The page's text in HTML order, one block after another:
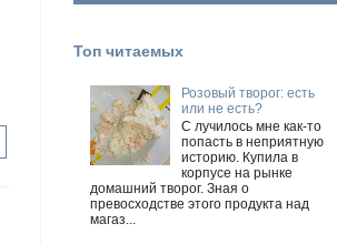
Топ читаемых
Розовый творог: есть
или не есть?
С лучилось мне как-то
попасть в неприятную
историю. Купила в
корпусе на рынке
домашний творог. Зная о
превосходстве этого продукта над
магаз...